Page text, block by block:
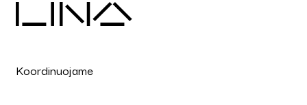
Koordinuojame